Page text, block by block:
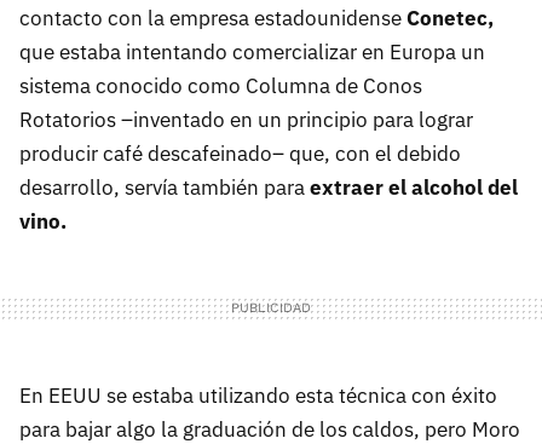
contacto con la empresa estadounidenseConetec,
que estaba intentando comercializar en Europa un
sistema conocido como Columna de Conos
Rotatorios –inventado en un principio para lograr
producir café descafeinado– que, con el debido
desarrollo, servía también paraextraer el alcohol del
vino.
En EEUU se estaba utilizando esta técnica con éxito
para bajar algo la graduación de los caldos, pero Moro